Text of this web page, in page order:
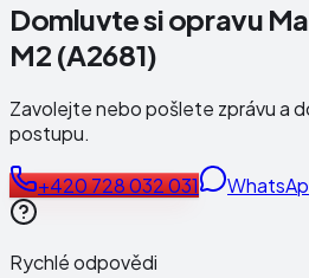
Domluvte si opravu
M2 (A2681)
Zavolejte nebo pošlete zprávu a
postupu.
+420 728 032 031
Rychlé odpovědi